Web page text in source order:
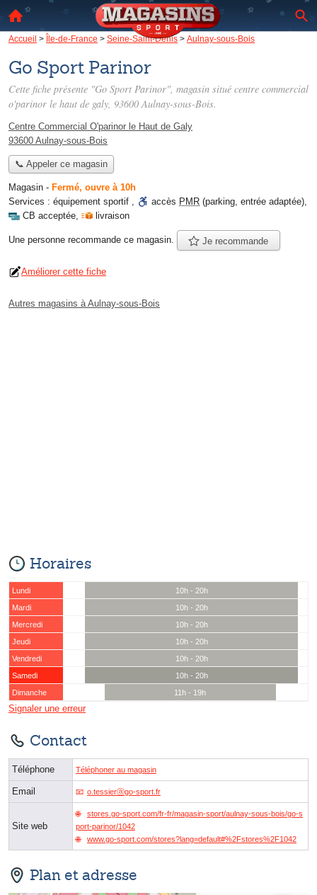
Accueil > Île-de-France > Seine-Saint-Denis > Aulnay-sous-Bois
Go Sport Parinor
Cette fiche présente "Go Sport Parinor", magasin situé centre commercial
o'parinor le haut de galy, 93600 Aulnay-sous-Bois.
Centre Commercial O'parinor le Haut de Galy
93600 Aulnay-sous-Bois
📞 Appeler ce magasin
Magasin - Fermé, ouvre à 10h
Services : équipement sportif , accès PMR (parking, entrée adaptée),
CB acceptée, livraison
Une personne recommande ce magasin. Je recommande
Améliorer cette fiche
Autres magasins à Aulnay-sous-Bois
Horaires
Lundi
10h - 20h
Mardi
10h - 20h
Mercredi
10h - 20h
Jeudi
10h - 20h
Vendredi
10h - 20h
Samedi
10h - 20h
Dimanche
11h - 19h
Signaler une erreur
Contact
Téléphone Téléphoner au magasin
Email o.tessierⓐgo-sport.fr
Site web
stores.go-sport.com/fr-fr/magasin-sport/aulnay-sous-bois/go-s
port-parinor/1042
www.go-sport.com/stores?lang=default#%2Fstores%2F1042
Plan et adresse